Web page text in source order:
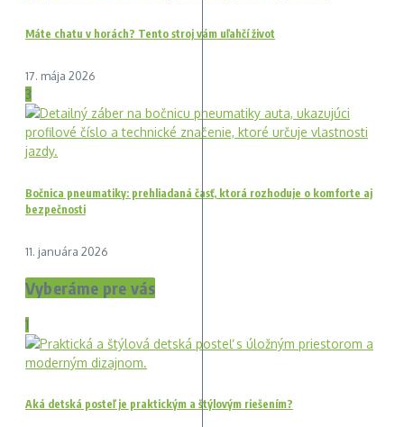
Máte chatu v horách? Tento stroj vám uľahčí život
17. mája 2026
3
Bočnica pneumatiky: prehliadaná časť, ktorá rozhoduje o komforte aj
bezpečnosti
11. januára 2026
Vyberáme pre vás
1
Aká detská posteľ je praktickým a štýlovým riešením?